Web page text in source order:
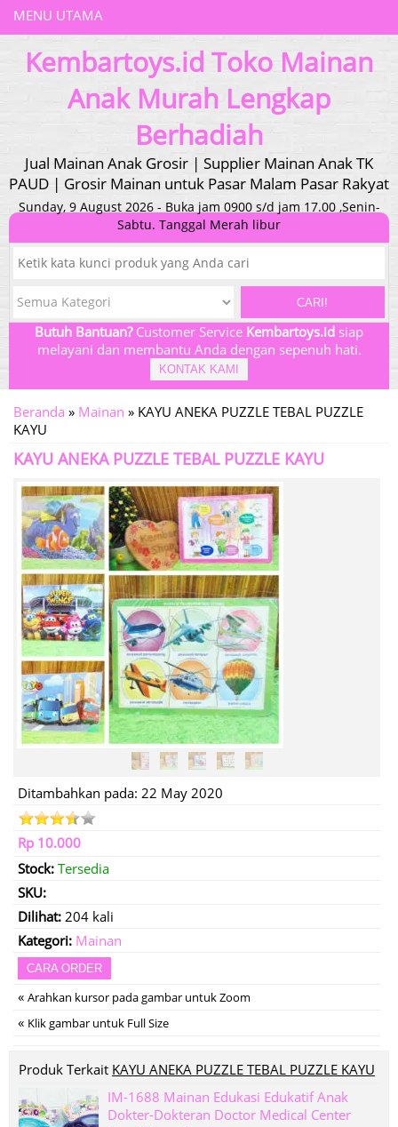
MENU UTAMA
Kembartoys.id Toko Mainan
Anak Murah Lengkap
Berhadiah
Jual Mainan Anak Grosir | Supplier Mainan Anak TK
PAUD | Grosir Mainan untuk Pasar Malam Pasar Rakyat
Sunday, 9 August 2026 - Buka jam 0900 s/d jam 17.00 ,Senin-
Sabtu. Tanggal Merah libur
CARI!
Butuh Bantuan?Customer Service Kembartoys.id siap
melayani dan membantu Anda dengan sepenuh hati.
KONTAK KAMI
Beranda » Mainan » KAYU ANEKA PUZZLE TEBAL PUZZLE
KAYU
KAYU ANEKA PUZZLE TEBAL PUZZLE KAYU
Ditambahkan pada: 22 May 2020
Rp 10.000
Stock: Tersedia
SKU:
Dilihat: 204 kali
Kategori: Mainan
CARA ORDER
« Arahkan kursor pada gambar untuk Zoom
« Klik gambar untuk Full Size
Produk Terkait KAYU ANEKA PUZZLE TEBAL PUZZLE KAYU
IM-1688 Mainan Edukasi Edukatif Anak
Dokter-Dokteran Doctor Medical Center